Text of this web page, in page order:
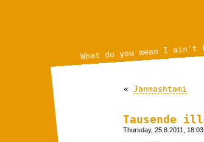
What do you mean I
« Janmashtami
Tausende
Thursday, 25.8.2011, 18:03